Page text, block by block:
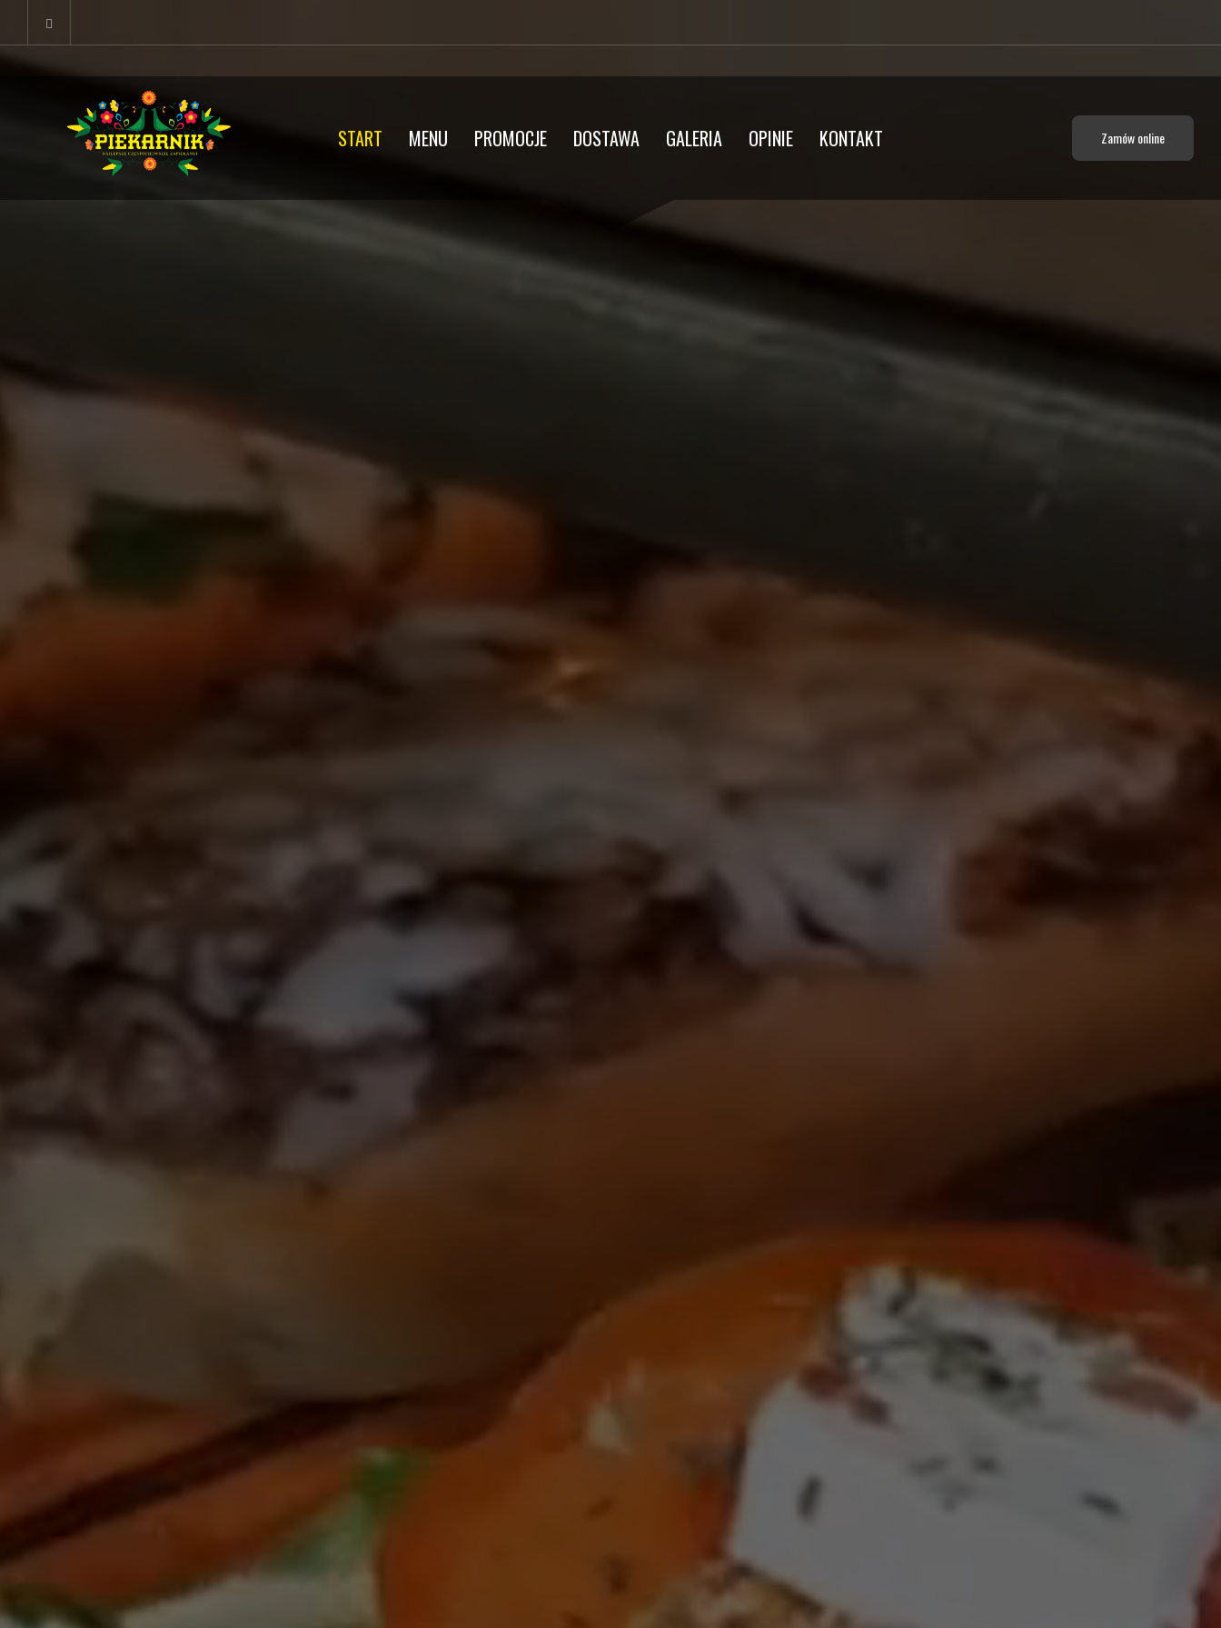
START MENU PROMOCJE DOSTAWA GALERIA OPINIE KONTAKT Zamów online